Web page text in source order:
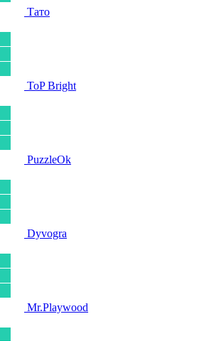
Тато
ToP Bright
PuzzleOk
Dyvogra
Mr.Playwood